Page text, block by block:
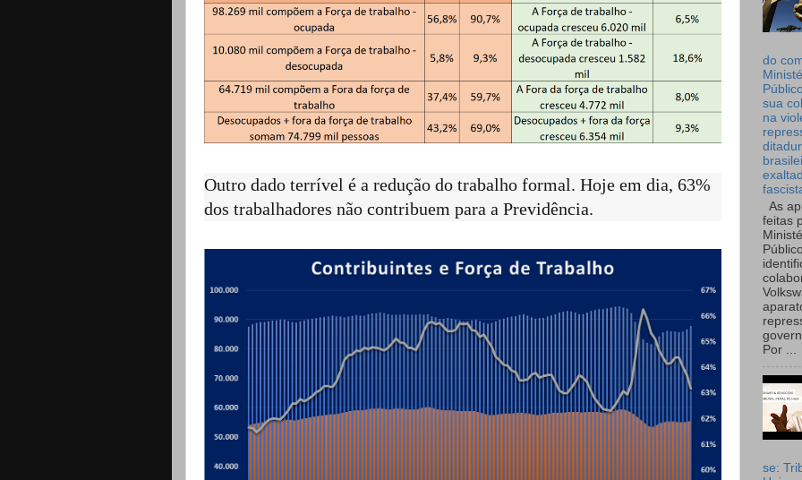
Outro dado terrível é a redução do trabalho formal. Hoje em dia, 63%
dos trabalhadores não contribuem para a Previdência.
do
sua
na
As
feitas
Por ...
se: